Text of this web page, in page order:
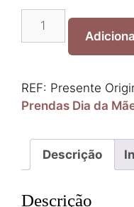
Quantidade
Presente
Kit
Dia
REF: Presente
Prendas Dia da
Descrição
Descrição